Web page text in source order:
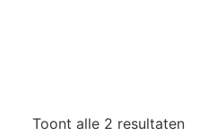
Toont alle 2 resultaten